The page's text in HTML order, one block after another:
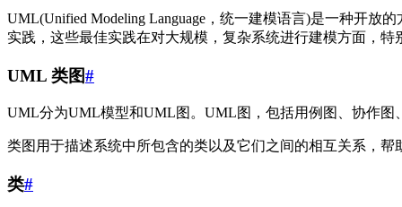
UML(Unified Modeling Language，统一建模语言)是一种开
实践，这些最佳实践在对大规模，复杂系统进行建模方面，特
UML 类图#
UML分为UML模型和UML图。UML图，包括用例图、协作图
类图用于描述系统中所包含的类以及它们之间的相互关系，
类#